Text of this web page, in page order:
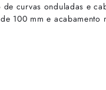
de curvas onduladas e
100 mm e